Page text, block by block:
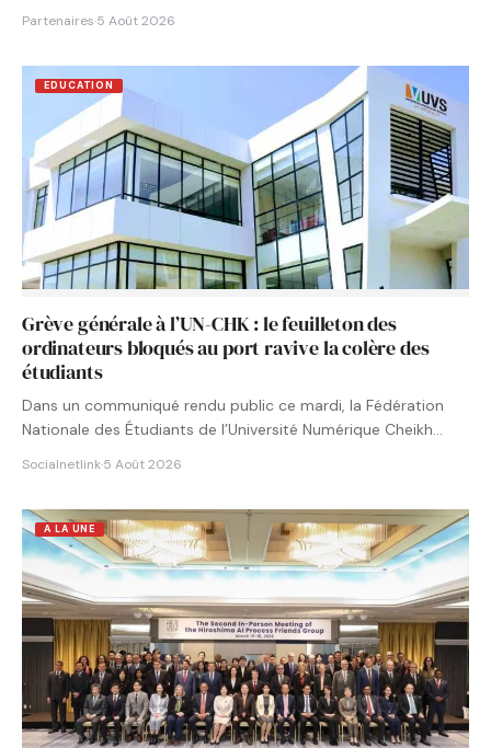
Partenaires·5 Août 2026
EDUCATION
Grève générale à l’UN-CHK : le feuilleton des
ordinateurs bloqués au port ravive la colère des
étudiants
Dans un communiqué rendu public ce mardi, la Fédération
Nationale des Étudiants de l’Université Numérique Cheikh
Socialnetlink·5 Août 2026
A LA UNE